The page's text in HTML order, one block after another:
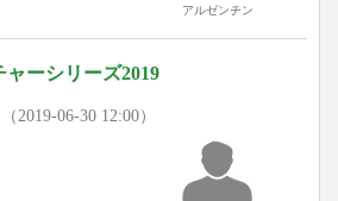
アルゼンチン
ーシリーズ2019
（2019-06-30 12:00）